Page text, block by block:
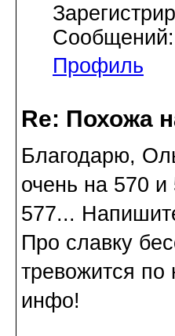
Профиль
Re: Похожа
Благодарю,
очень на 570
577...
Про славку
тревожится по
инфо!